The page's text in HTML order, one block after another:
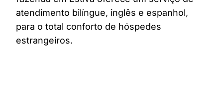
atendimento bilíngue, inglês e espanhol,
para o total conforto de hóspedes
estrangeiros.